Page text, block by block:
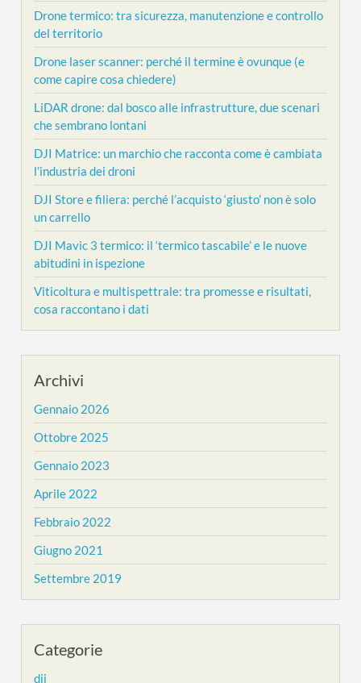
Drone termico: tra sicurezza, manutenzione e controllo
del territorio
Drone laser scanner: perché il termine è ovunque (e
come capire cosa chiedere)
LiDAR drone: dal bosco alle infrastrutture, due scenari
che sembrano lontani
DJI Matrice: un marchio che racconta come è cambiata
l’industria dei droni
DJI Store e filiera: perché l’acquisto ‘giusto’ non è solo
un carrello
DJI Mavic 3 termico: il ‘termico tascabile’ e le nuove
abitudini in ispezione
Viticoltura e multispettrale: tra promesse e risultati,
cosa raccontano i dati
Archivi
Gennaio 2026
Ottobre 2025
Gennaio 2023
Aprile 2022
Febbraio 2022
Giugno 2021
Settembre 2019
Categorie
dji